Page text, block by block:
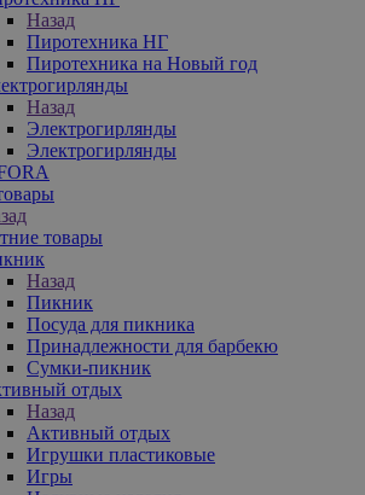
Назад
Пиротехника НГ
Пиротехника на Новый год
Назад
Электрогирлянды
Электрогирлянды
товары
Назад
Пикник
Посуда для пикника
Принадлежности для барбекю
Сумки-пикник
отдых
Назад
Активный отдых
Игрушки пластиковые
Игры